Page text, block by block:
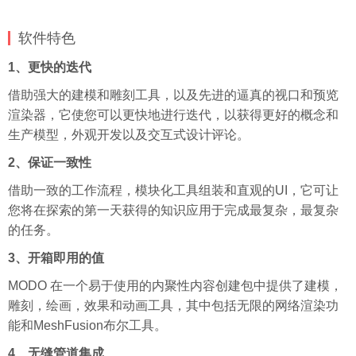
软件特色
1、更快的迭代
借助强大的建模和雕刻工具，以及先进的逼真的视口和预览
渲染器，它使您可以更快地进行迭代，以获得更好的概念和
生产模型，外观开发以及交互式设计评论。
2、保证一致性
借助一致的工作流程，模块化工具组装和直观的UI，它可让
您将在探索的第一天获得的知识应用于完成最复杂，最复杂
的任务。
3、开箱即用的值
MODO 在一个易于使用的内聚性内容创建包中提供了建模，
雕刻，绘画，效果和动画工具，其中包括无限的网络渲染功
能和MeshFusion布尔工具。
4、无缝管道集成